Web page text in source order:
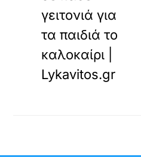
γειτονιά για
τα παιδιά το
καλοκαίρι |
Lykavitos.gr